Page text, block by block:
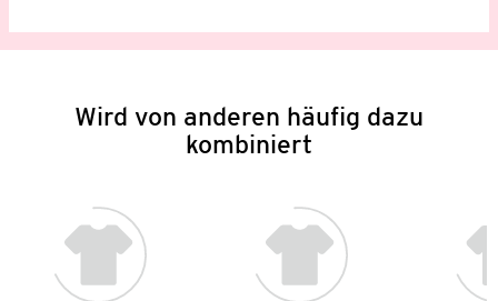
Wird von anderen häufig dazu
kombiniert